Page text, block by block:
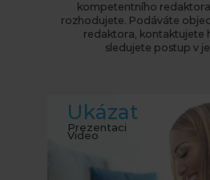
kompetentního
rozhodujete. Podáváte
redaktora, kontaktujete
sledujete postup v
Ukázat
Prezentaci
Video